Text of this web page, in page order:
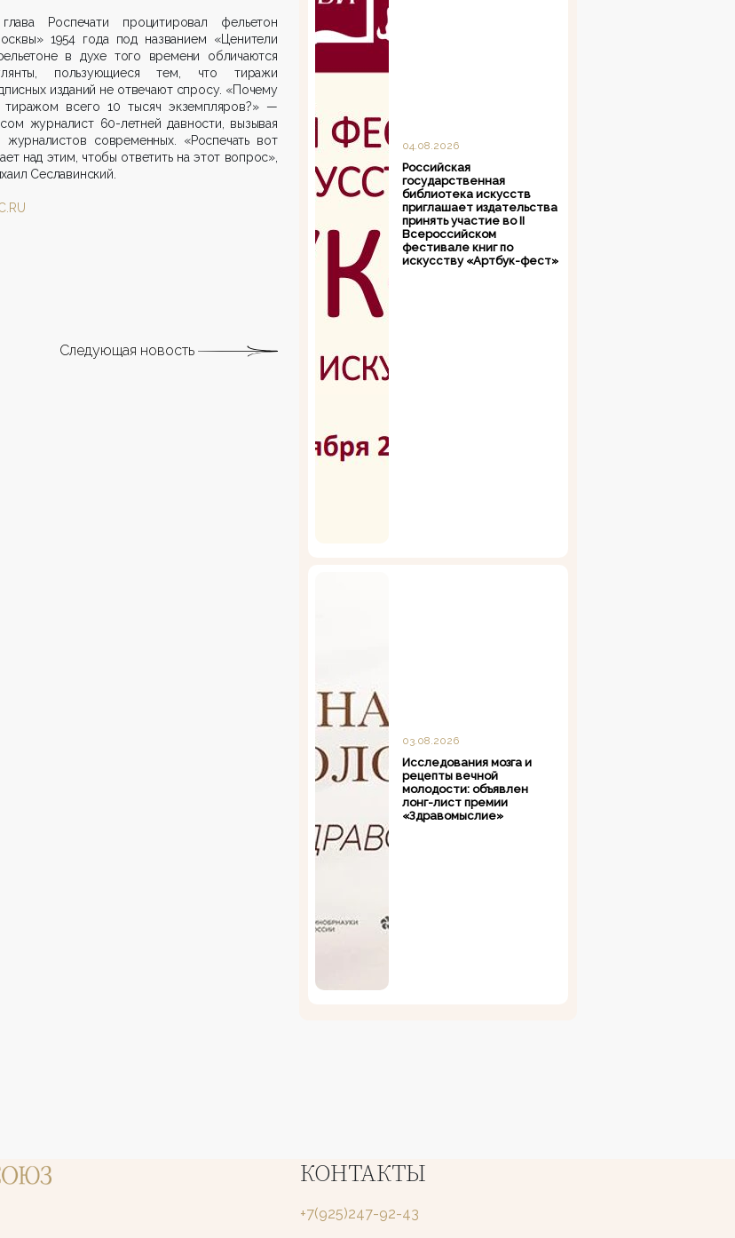
Роспечати процитировал фельетон
1954 года под названием «Ценители
в духе того времени обличаются
пользующиеся тем, что тиражи
изданий не отвечают спросу. «Почему
тиражом всего 10 тысяч экземпляров?» —
журналист 60-летней давности, вызывая
современных. «Роспечать вот
над этим, чтобы ответить на этот вопрос»,
Сеславинский.
Следующая новость
04.08.2026
Российская
государственная
библиотека искусств
приглашает издательства
принять участие во II
Всероссийском
фестивале книг по
искусству «Артбук-фест»
03.08.2026
Исследования мозга и
рецепты вечной
молодости: объявлен
лонг-лист премии
«Здравомыслие»
КОНТАКТЫ
+7(925)247-92-43